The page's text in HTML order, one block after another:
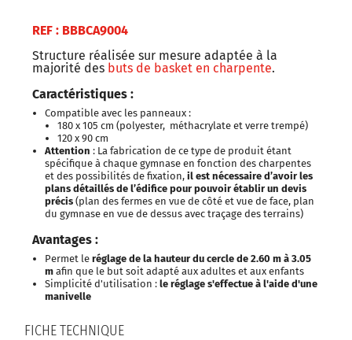
REF : BBBCA9004
Structure réalisée sur mesure adaptée à la
majorité des buts de basket en charpente.
Caractéristiques :
Compatible avec les panneaux :
180 x 105 cm (polyester, méthacrylate et verre trempé)
120 x 90 cm
Attention : La fabrication de ce type de produit étant
spécifique à chaque gymnase en fonction des charpentes
et des possibilités de fixation, il est nécessaire d’avoir les
plans détaillés de l’édifice pour pouvoir établir un devis
précis (plan des fermes en vue de côté et vue de face, plan
du gymnase en vue de dessus avec traçage des terrains)
Avantages :
Permet le réglage de la hauteur du cercle de 2.60 m à 3.05
m afin que le but soit adapté aux adultes et aux enfants
Simplicité d'utilisation : le réglage s'effectue à l'aide d'une
manivelle
FICHE TECHNIQUE